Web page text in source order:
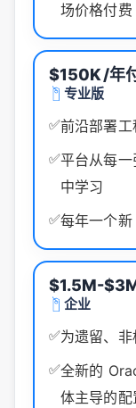
场价格付费
$150K/年
专业版
✅前沿部署
✅平台从每
中学习
✅每年一个
$1.5M-
企业
✅为遗留、
✅全新的
体主导的